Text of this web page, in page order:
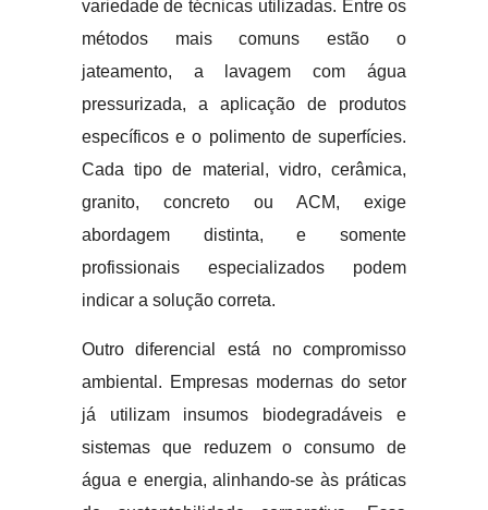
variedade de técnicas utilizadas. Entre os
métodos mais comuns estão o
jateamento, a lavagem com água
pressurizada, a aplicação de produtos
específicos e o polimento de superfícies.
Cada tipo de material, vidro, cerâmica,
granito, concreto ou ACM, exige
abordagem distinta, e somente
profissionais especializados podem
indicar a solução correta.
Outro diferencial está no compromisso
ambiental. Empresas modernas do setor
já utilizam insumos biodegradáveis e
sistemas que reduzem o consumo de
água e energia, alinhando-se às práticas